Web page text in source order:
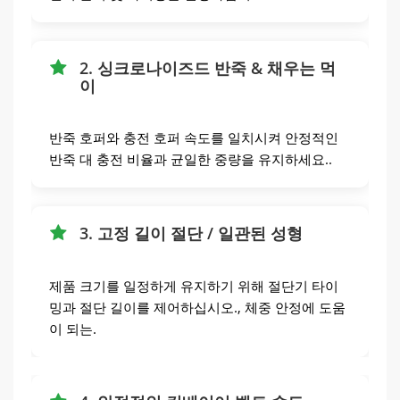
2. 싱크로나이즈드 반죽 & 채우는 먹
이
반죽 호퍼와 충전 호퍼 속도를 일치시켜 안정적인
반죽 대 충전 비율과 균일한 중량을 유지하세요..
3. 고정 길이 절단 / 일관된 성형
제품 크기를 일정하게 유지하기 위해 절단기 타이
밍과 절단 길이를 제어하십시오., 체중 안정에 도움
이 되는.